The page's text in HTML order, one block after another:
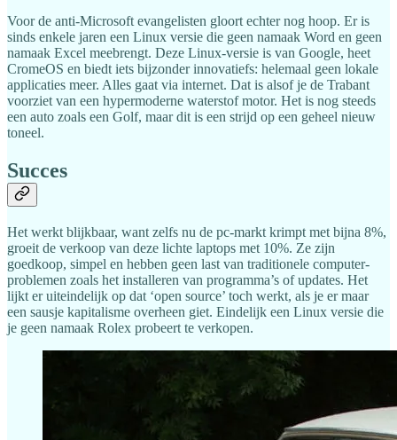
Voor de anti-Microsoft evangelisten gloort echter nog hoop. Er is
sinds enkele jaren een Linux versie die geen namaak Word en geen
namaak Excel meebrengt. Deze Linux-versie is van Google, heet
CromeOS en biedt iets bijzonder innovatiefs: helemaal geen lokale
applicaties meer. Alles gaat via internet. Dat is alsof je de Trabant
voorziet van een hypermoderne waterstof motor. Het is nog steeds
een auto zoals een Golf, maar dit is een strijd op een geheel nieuw
toneel.
Succes
Het werkt blijkbaar, want zelfs nu de pc-markt krimpt met bijna 8%,
groeit de verkoop van deze lichte laptops met 10%. Ze zijn
goedkoop, simpel en hebben geen last van traditionele computer-
problemen zoals het installeren van programma’s of updates. Het
lijkt er uiteindelijk op dat ‘open source’ toch werkt, als je er maar
een sausje kapitalisme overheen giet. Eindelijk een Linux versie die
je geen namaak Rolex probeert te verkopen.